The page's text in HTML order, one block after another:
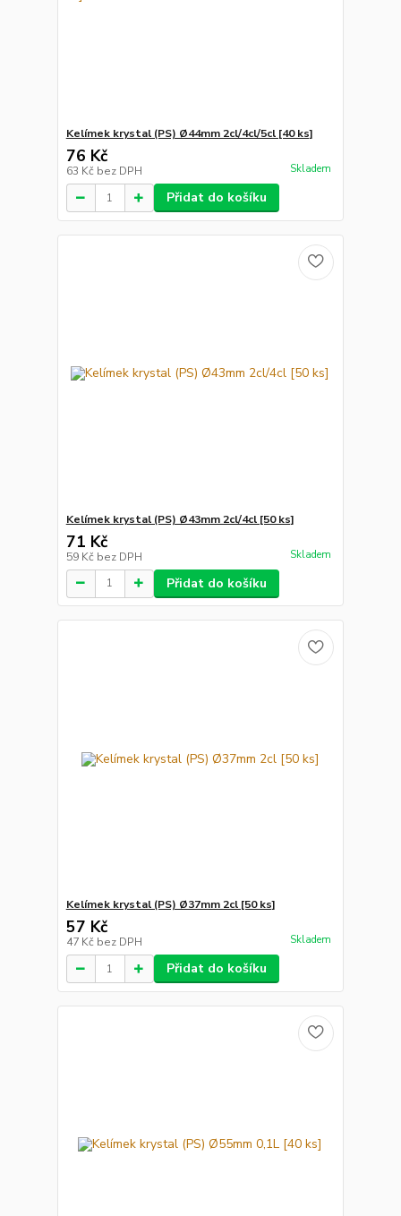
Kelímek krystal (PS) Ø44mm 2cl/4cl/5cl [40 ks]
76 Kč
63 Kč bez DPH Skladem
Přidat do košíku
Kelímek krystal (PS) Ø43mm 2cl/4cl [50 ks]
71 Kč
59 Kč bez DPH Skladem
Přidat do košíku
Kelímek krystal (PS) Ø37mm 2cl [50 ks]
57 Kč
47 Kč bez DPH Skladem
Přidat do košíku